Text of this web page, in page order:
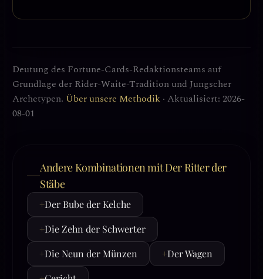
Deutung des Fortune-Cards-Redaktionsteams auf
Grundlage der Rider-Waite-Tradition und Jungscher
Archetypen. Über unsere Methodik · Aktualisiert: 2026-
08-01
Andere Kombinationen mit Der Ritter der
Stäbe
+Der Bube der Kelche
+Die Zehn der Schwerter
+Die Neun der Münzen +Der Wagen